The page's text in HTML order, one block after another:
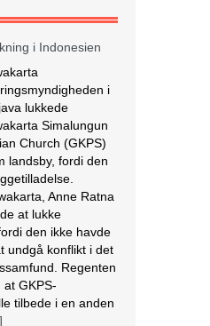
i
lukkede
Simalungun
Church (GKPS)
landsby, fordi den
Anne Ratna
at lukke
den ikke havde
undgå konflikt i det
Regenten
at GKPS-
tilbede i en anden